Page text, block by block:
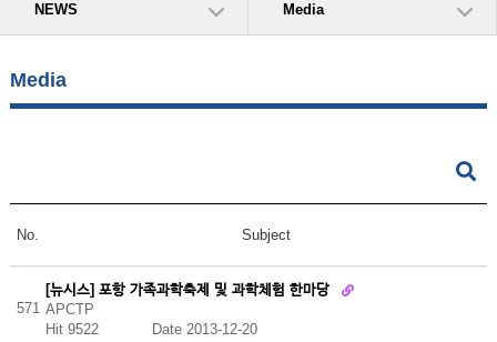
NEWS Media
Media
No. Subject
571
[뉴시스] 포항 가족과학축제 및 과학체험 한마당
APCTP
Hit 9522
Date 2013-12-20